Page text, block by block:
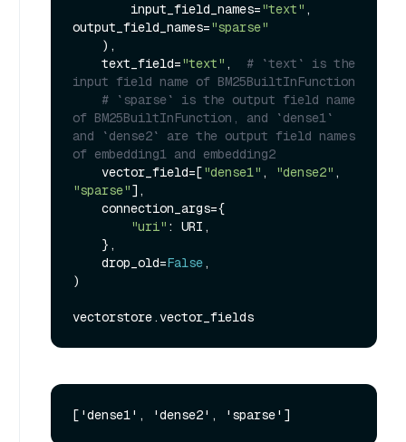
        input_field_names=
"text" ,
output_field_names="sparse"
    text_field=
"text" , # `text` is the
input field name of BM25BuiltInFunction
# `sparse` is the output field name
of BM25BuiltInFunction, and `dense1`
and `dense2` are the output field names
of embedding1 and embedding2
    vector_field=[
"dense1" , "dense2"
"sparse"],
"uri" : URI,
    drop_old=
False,
)